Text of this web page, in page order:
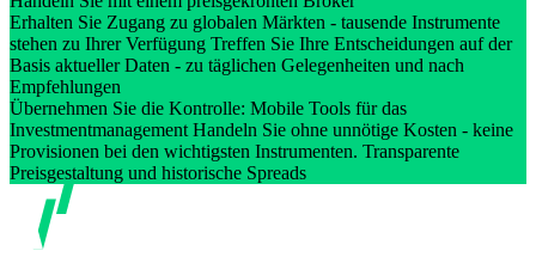
Erhalten Sie Zugang zu globalen Märkten - tausende Instrumente
stehen zu Ihrer Verfügung Treffen Sie Ihre Entscheidungen auf der
Basis aktueller Daten - zu täglichen Gelegenheiten und nach
Empfehlungen
Übernehmen Sie die Kontrolle: Mobile Tools für das
Investmentmanagement Handeln Sie ohne unnötige Kosten - keine
Provisionen bei den wichtigsten Instrumenten. Transparente
Preisgestaltung und historische Spreads